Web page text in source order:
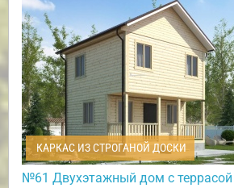
КАРКАС ИЗ СТРОГАНОЙ ДОСКИ
№61 Двухэтажный дом с террасой